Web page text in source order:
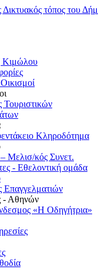
Κιμώλου
Τουριστικών
Κληροδότημα
Μελισ/κός Συνετ.
- Εθελοντική ομάδα
Επαγγελματιών
- Αθηνών
«Η Οδηγήτρια»